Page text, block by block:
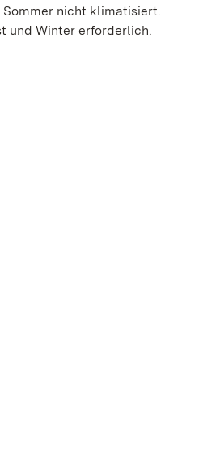
Sommer nicht klimatisiert.
und Winter erforderlich.